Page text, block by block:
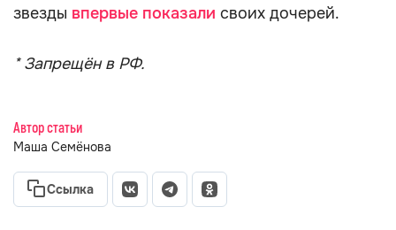
звезды впервые показали своих дочерей.
* Запрещён в РФ.
Автор статьи
Маша Семёнова
Ссылка